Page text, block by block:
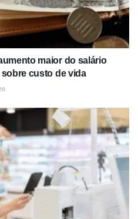
maior do salário
custo de vida